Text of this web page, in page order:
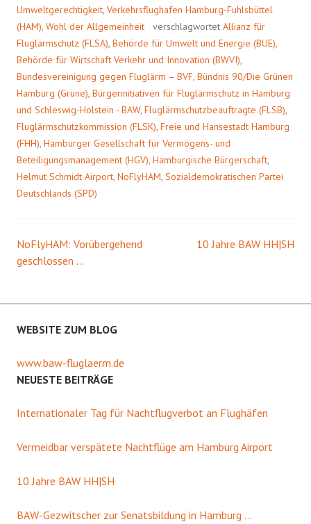
T
w
i
t
e
r
(
W
i
r
d
n
e
e
m
F
e
n
g
ö
t
e
b
o
o
k
z
u
t
e
i
l
e
(
i
d
i
n
n
e
e
s
e
f
f
t
)
Umweltgerechtigkeit, Verkehrsflughafen Hamburg-Fuhlsbüttel
(HAM), Wohl der Allgemeinheit verschlagwortet Allianz für
Fluglärmschutz (FLSA), Behörde für Umwelt und Energie (BUE),
Behörde für Wirtschaft Verkehr und Innovation (BWVI),
Bundesvereinigung gegen Fluglärm – BVF, Bündnis 90/Die Grünen
Hamburg (Grüne), Bürgerinitiativen für Fluglärmschutz in Hamburg
und Schleswig-Holstein - BAW, Fluglärmschutzbeauftragte (FLSB),
Fluglärmschutzkommission (FLSK), Freie und Hansestadt Hamburg
(FHH), Hamburger Gesellschaft für Vermögens- und
Beteiligungsmanagement (HGV), Hamburgische Bürgerschaft,
Helmut Schmidt Airport, NoFlyHAM, Sozialdemokratischen Partei
Deutschlands (SPD)
Beitrags-
NoFlyHAM: Vorübergehend
geschlossen …
10 Jahre BAW HH|SH
WEBSITE ZUM BLOG
www.baw-fluglaerm.de
NEUESTE BEITRÄGE
Internationaler Tag für Nachtflugverbot an Flughäfen
Vermeidbar verspätete Nachtflüge am Hamburg Airport
10 Jahre BAW HH|SH
BAW-Gezwitscher zur Senatsbildung in Hamburg …